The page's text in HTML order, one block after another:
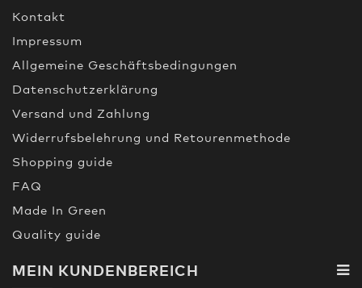
Kontakt
Impressum
Allgemeine Geschäftsbedingungen
Datenschutzerklärung
Versand und Zahlung
Widerrufsbelehrung und Retourenmethode
Shopping guide
FAQ
Made In Green
Quality guide
MEIN KUNDENBEREICH